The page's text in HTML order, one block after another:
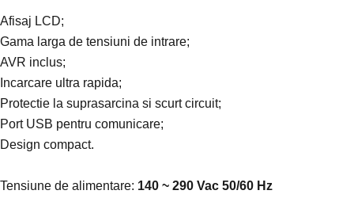
Afisaj LCD;
Gama larga de tensiuni de intrare;
AVR inclus;
Incarcare ultra rapida;
Protectie la suprasarcina si scurt circuit;
Port USB pentru comunicare;
Design compact.
Tensiune de alimentare: 140 ~ 290 Vac 50/60 Hz